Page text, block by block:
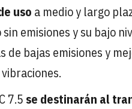
uso a medio y largo
emisiones y su bajo
de bajas emisiones y
7.5 se destinarán al